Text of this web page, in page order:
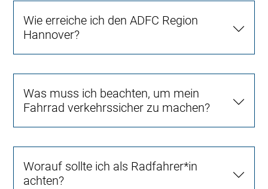
Wie erreiche ich den ADFC Region
Hannover?
Was muss ich beachten, um mein
Fahrrad verkehrssicher zu machen?
Worauf sollte ich als Radfahrer*in
achten?